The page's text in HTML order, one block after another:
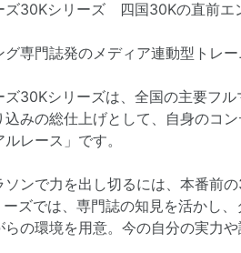
ズ30Kシリーズ 四国30Kの直前エ
グ専門誌発のメディア連動型トレ
ズ30Kシリーズは、全国の主要フ
込みの総仕上げとして、自身のコ
ルレース」です。
ソンで力を出し切るには、本番前
ズでは、専門誌の知見を活かし
らの環境を用意。今の自分の実力